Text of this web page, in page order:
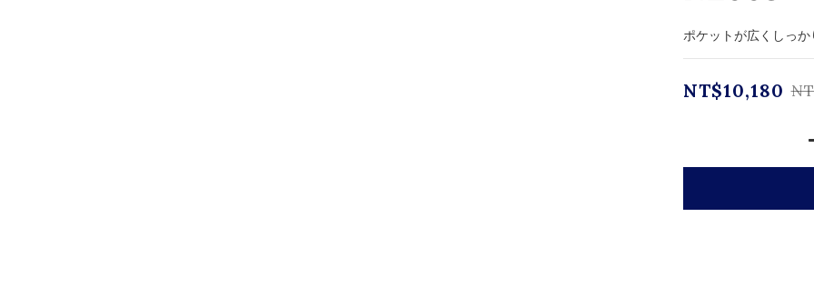
ポケットが広くしっ
NT$10,180